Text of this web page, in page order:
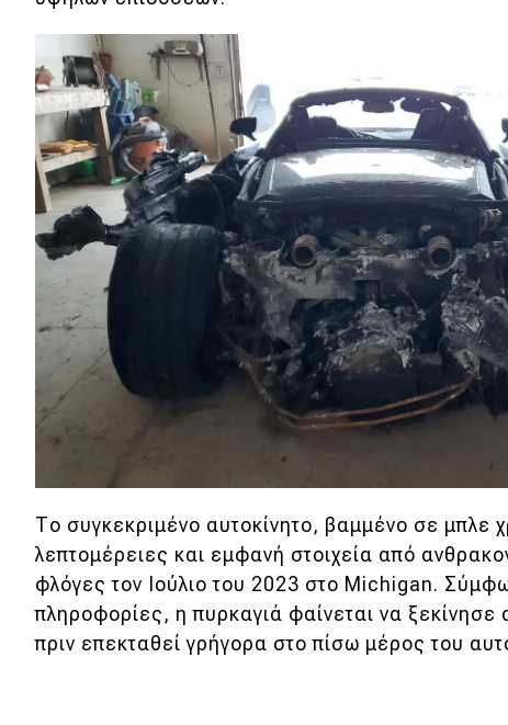
Formula 1
WRC
Motorsport
Eco
Νέα
Τεχνολογία
Mobility
Σταθμοί φόρτισης
Παρουσιάσεις
DRIVE Away
Το συγκεκριμένο αυτοκίνητο, βαμμένο σε μπλε
λεπτομέρειες και εμφανή στοιχεία από
φλόγες τον Ιούλιο του 2023 στο Michigan.
πληροφορίες, η πυρκαγιά φαίνεται να ξεκίνησε
πριν επεκταθεί γρήγορα στο πίσω μέρος του